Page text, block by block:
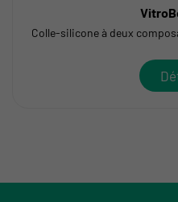
Colle-silicone à deux